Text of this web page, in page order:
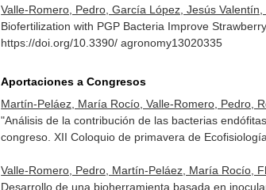
Valle-Romero, Pedro, García López, Jesús
Biofertilization with PGP Bacteria Improve
https://doi.org/10.3390/ agronomy13020335
Aportaciones a Congresos
Martín-Peláez, María Rocío, Valle-Romero, Pedro,
"Análisis de la contribución de las bacterias
congreso. XII Coloquio de primavera de
Valle-Romero, Pedro, Martín-Peláez, María Rocío,
Desarrollo de una bioherramienta basada en